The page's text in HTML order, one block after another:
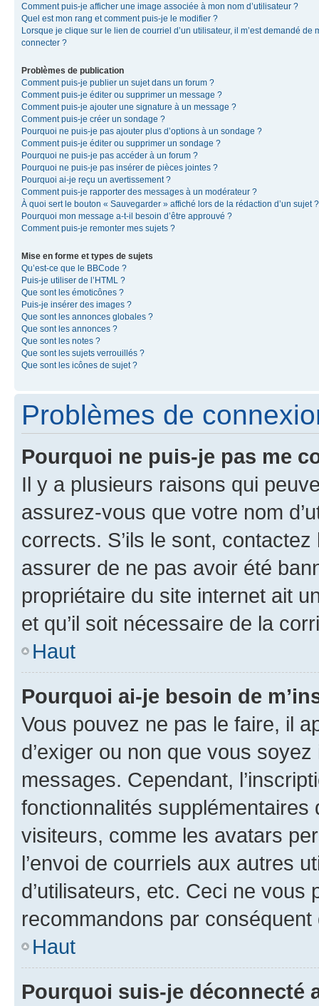
Comment puis-je afficher une image associée à mon nom d’utilisateur ?
Quel est mon rang et comment puis-je le modifier ?
Lorsque je clique sur le lien de courriel d’un utilisateur, il m’est demandé de
connecter ?
Problèmes de publication
Comment puis-je publier un sujet dans un forum ?
Comment puis-je éditer ou supprimer un message ?
Comment puis-je ajouter une signature à un message ?
Comment puis-je créer un sondage ?
Pourquoi ne puis-je pas ajouter plus d’options à un sondage ?
Comment puis-je éditer ou supprimer un sondage ?
Pourquoi ne puis-je pas accéder à un forum ?
Pourquoi ne puis-je pas insérer de pièces jointes ?
Pourquoi ai-je reçu un avertissement ?
Comment puis-je rapporter des messages à un modérateur ?
À quoi sert le bouton « Sauvegarder » affiché lors de la rédaction d’un sujet ?
Pourquoi mon message a-t-il besoin d’être approuvé ?
Comment puis-je remonter mes sujets ?
Mise en forme et types de sujets
Qu’est-ce que le BBCode ?
Puis-je utiliser de l’HTML ?
Que sont les émoticônes ?
Puis-je insérer des images ?
Que sont les annonces globales ?
Que sont les annonces ?
Que sont les notes ?
Que sont les sujets verrouillés ?
Que sont les icônes de sujet ?
Problèmes de
Pourquoi ne puis-je pas me
Il y a plusieurs raisons qui
assurez-vous que votre nom
corrects. S’ils le sont,
assurer de ne pas avoir été
propriétaire du site internet ait
et qu’il soit nécessaire de la
Haut
Pourquoi ai-je besoin de
Vous pouvez ne pas le faire, il
d’exiger ou non que vous
messages. Cependant,
fonctionnalités
visiteurs, comme les avatars
l’envoi de courriels aux autres
d’utilisateurs, etc. Ceci ne vous
recommandons par conséquent
Haut
Pourquoi suis-je déconnecté